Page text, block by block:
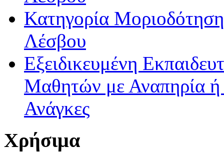
Κατηγορία
Λέσβου
Εξειδικευμένη
Μαθητών με Αναπηρία ή /
Ανάγκες
Χρήσιμα